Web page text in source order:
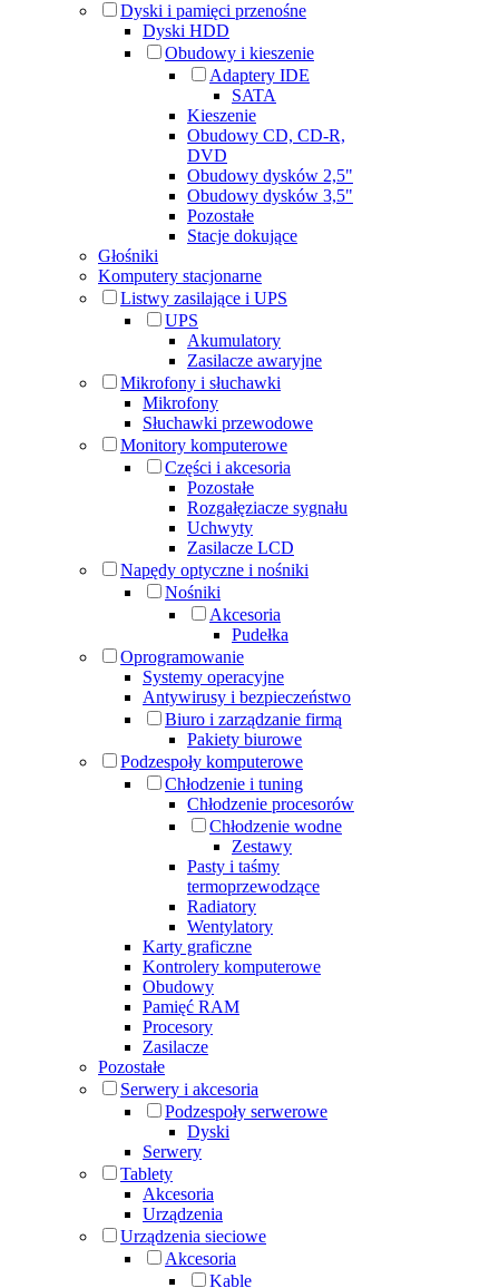
Dyski i pamięci przenośne
Dyski HDD
Obudowy i kieszenie
Adaptery IDE
SATA
Kieszenie
Obudowy CD, CD-R,
DVD
Obudowy dysków 2,5"
Obudowy dysków 3,5"
Pozostałe
Stacje dokujące
Głośniki
Komputery stacjonarne
Listwy zasilające i UPS
UPS
Akumulatory
Zasilacze awaryjne
Mikrofony i słuchawki
Mikrofony
Słuchawki przewodowe
Monitory komputerowe
Części i akcesoria
Pozostałe
Rozgałęziacze sygnału
Uchwyty
Zasilacze LCD
Napędy optyczne i nośniki
Nośniki
Akcesoria
Pudełka
Oprogramowanie
Systemy operacyjne
Antywirusy i bezpieczeństwo
Biuro i zarządzanie firmą
Pakiety biurowe
Podzespoły komputerowe
Chłodzenie i tuning
Chłodzenie procesorów
Chłodzenie wodne
Zestawy
Pasty i taśmy
termoprzewodzące
Radiatory
Wentylatory
Karty graficzne
Kontrolery komputerowe
Obudowy
Pamięć RAM
Procesory
Zasilacze
Pozostałe
Serwery i akcesoria
Podzespoły serwerowe
Dyski
Serwery
Tablety
Akcesoria
Urządzenia
Urządzenia sieciowe
Akcesoria
Kable